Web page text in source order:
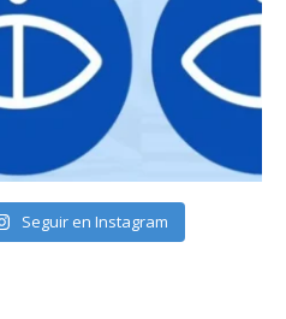
Seguir en Instagram